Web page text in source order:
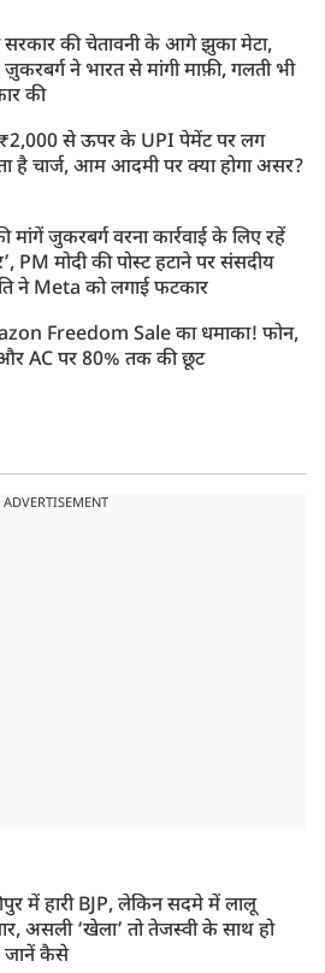
सरकार की चेतावनी के आगे झुका मेटा,
ज़ुकरबर्ग ने भारत से मांगी माफ़ी, गलती भी
की
से ऊपर के UPI पेमेंट पर लग
है चार्ज, आम आदमी पर क्या होगा असर?
मांगें जुकरबर्ग वरना कार्रवाई के लिए रहें
PM मोदी की पोस्ट हटाने पर संसदीय
ने Meta को लगाई फटकार
Freedom Sale का धमाका! फोन,
AC पर 80% तक की छूट
ADVERTISEMENT
में हारी BJP, लेकिन सदमे में लालू
असली ‘खेला’ तो तेजस्वी के साथ हो
जानें कैसे